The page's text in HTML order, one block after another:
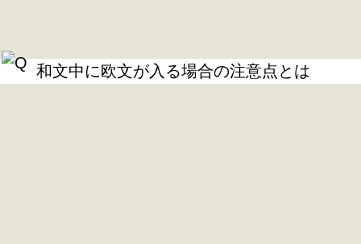
和文中に欧文が入る場合の注意点とは